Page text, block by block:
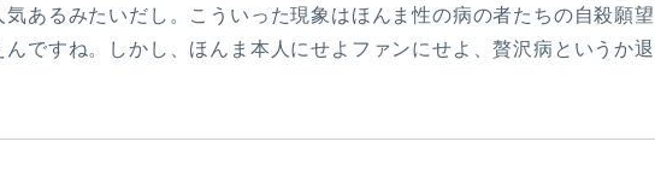
あるみたいだし。こういった現象はほんま性の病の者たちの自殺願望
ですね。しかし、ほんま本人にせよファンにせよ、贅沢病というか退